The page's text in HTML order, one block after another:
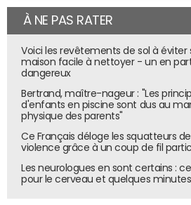
la part des contacts exposés qui
cible.
Les chaînes préparent déjà le
Télévisions qui a testé entre janvier
contrôle du CSA, la diffusion de
des téléspectateurs de France 2 et
une cinquantaine de spots étaient
faisabilité technique d'un
À NE PAS RATER
Voici les revêtements de sol à éviter
maison facile à nettoyer - un en
dangereux
Bertrand, maître-nageur : "Les
d'enfants en piscine sont dus au
physique des parents"
Ce Français déloge les squatteurs
violence grâce à un coup de fil
Les neurologues en sont certains :
pour le cerveau et quelques